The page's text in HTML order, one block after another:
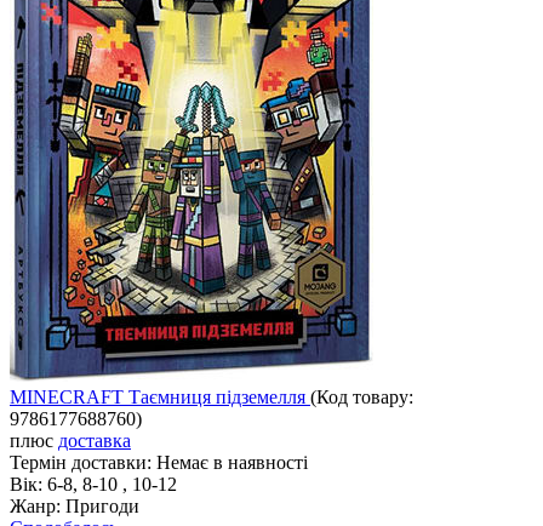
MINECRAFT Таємниця підземелля (Код товару:
9786177688760)
плюс доставка
Термін доставки: Немає в наявності
Вік: 6-8, 8-10 , 10-12
Жанр: Пригоди